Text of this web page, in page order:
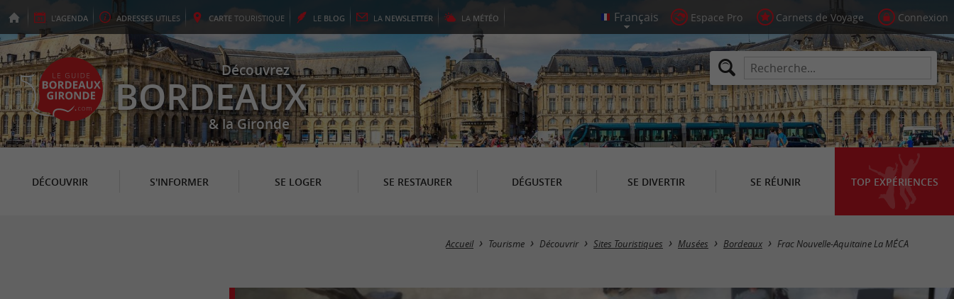
L'AGENDA ADRESSES UTILES CARTE TOURISTIQUE LE BLOG LA NEWSLETTER LA MÉTÉO Espace Pro Carnets de Voyage Connexion
Découvrez
BORDEAUX
& la Gironde
DÉCOUVRIR S'INFORMER SE LOGER SE RESTAURER DÉGUSTER SE DIVERTIR SE RÉUNIR TOP EXPÉRIENCES
Accueil Tourisme Découvrir Sites Touristiques Musées Bordeaux Frac Nouvelle-Aquitaine La MÉCA